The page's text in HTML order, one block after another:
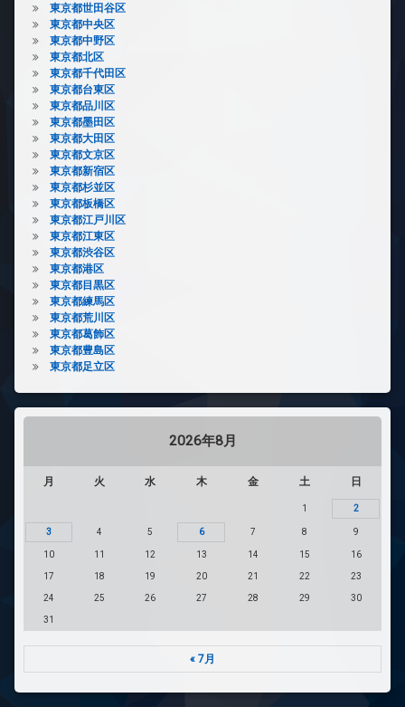
東京都世田谷区
東京都中央区
東京都中野区
東京都北区
東京都千代田区
東京都台東区
東京都品川区
東京都墨田区
東京都大田区
東京都文京区
東京都新宿区
東京都杉並区
東京都板橋区
東京都江戸川区
東京都江東区
東京都渋谷区
東京都港区
東京都目黒区
東京都練馬区
東京都荒川区
東京都葛飾区
東京都豊島区
東京都足立区
2026年8月
月 火 水 木 金 土 日
1 2
3 4 5 6 7 8 9
10 11 12 13 14 15 16
17 18 19 20 21 22 23
24 25 26 27 28 29 30
31
« 7月